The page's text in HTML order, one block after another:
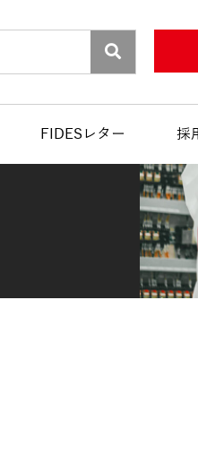
FIDESレター 採